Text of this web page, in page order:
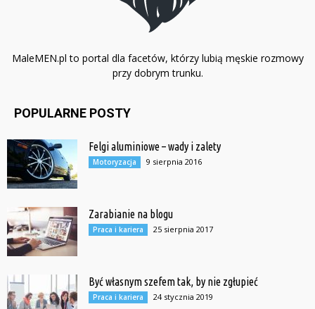
MaleMEN.pl to portal dla facetów, którzy lubią męskie rozmowy
przy dobrym trunku.
POPULARNE POSTY
Felgi aluminiowe – wady i zalety
Motoryzacja 9 sierpnia 2016
Zarabianie na blogu
Praca i kariera 25 sierpnia 2017
Być własnym szefem tak, by nie zgłupieć
Praca i kariera 24 stycznia 2019